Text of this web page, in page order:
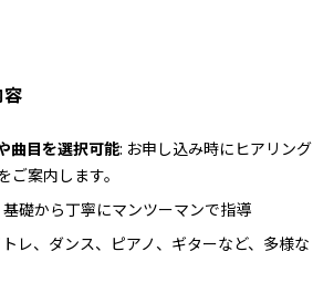
曲目を選択可能: お申し込み時にヒアリング
ご案内します。
基礎から丁寧にマンツーマンで指導
レ、ダンス、ピアノ、ギターなど、多様な